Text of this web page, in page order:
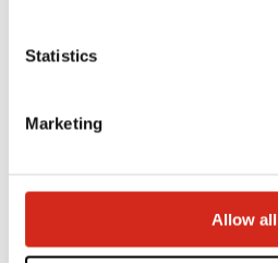
Statistics
Marketing
Allow all